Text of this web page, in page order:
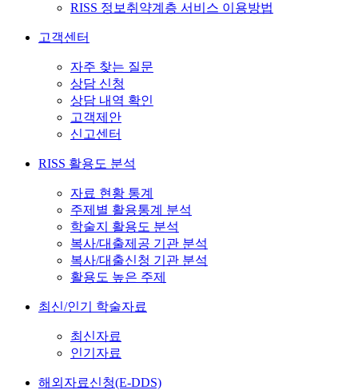
RISS 정보취약계층 서비스 이용방법
고객센터
자주 찾는 질문
상담 신청
상담 내역 확인
고객제안
신고센터
RISS 활용도 분석
자료 현황 통계
주제별 활용통계 분석
학술지 활용도 분석
복사/대출제공 기관 분석
복사/대출신청 기관 분석
활용도 높은 주제
최신/인기 학술자료
최신자료
인기자료
해외자료신청(E-DDS)